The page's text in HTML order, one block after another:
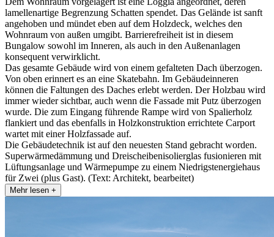
lamellenartige Begrenzung Schatten spendet. Das Gelände ist sanft
angehoben und mündet eben auf dem Holzdeck, welches den
Wohnraum von außen umgibt. Barrierefreiheit ist in diesem
Bungalow sowohl im Inneren, als auch in den Außenanlagen
konsequent verwirklicht.
Das gesamte Gebäude wird von einem gefalteten Dach überzogen.
Von oben erinnert es an eine Skatebahn. Im Gebäudeinneren
können die Faltungen des Daches erlebt werden. Der Holzbau wird
immer wieder sichtbar, auch wenn die Fassade mit Putz überzogen
wurde. Die zum Eingang führende Rampe wird von Spalierholz
flankiert und das ebenfalls in Holzkonstruktion errichtete Carport
wartet mit einer Holzfassade auf.
Die Gebäudetechnik ist auf den neuesten Stand gebracht worden.
Superwärmedämmung und Dreischeibenisolierglas fusionieren mit
Lüftungsanlage und Wärmepumpe zu einem Niedrigstenergiehaus
für Zwei (plus Gast). (Text: Architekt, bearbeitet)
Mehr lesen +